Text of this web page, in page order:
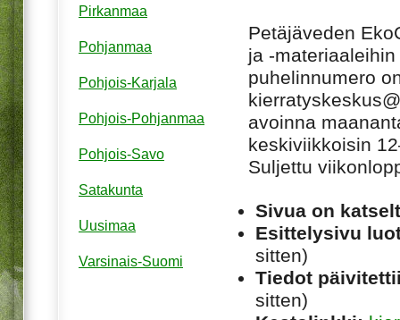
Petäjäveden
ja -
puhelinnumero
avoinna
keskiviikkoisin
Suljettu
Sivua on
Esittelysivu
sitten)
Tiedot
sitten)
Pirkanmaa
Pohjanmaa
Pohjois-Karjala
Pohjois-Pohjanmaa
Pohjois-Savo
Satakunta
Uusimaa
Varsinais-Suomi